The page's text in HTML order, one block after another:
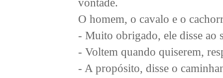
vontade.
O homem, o cavalo e o
- Muito obrigado, ele disse ao
- Voltem quando quiserem,
- A propósito, disse o